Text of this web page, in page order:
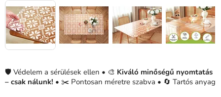
🛡️ Védelem a sérülések ellen • 🎨 Kiváló minőségű nyomtatás
– csak nálunk! • ✂️ Pontosan méretre szabva • 🔄 Tartós anyag